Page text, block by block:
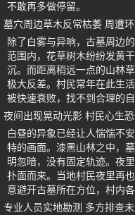
不敢再多做停留。
墓穴周边草木反常枯萎 周遭
除了白雾与异响，古墓周边
范围内，花草树木纷纷发黄
沉。而距离稍远一点的山林
极大反差。村民常年在此生
被快速衰败，找不到合理的
夜间出现晃动光影 村民心生
白昼的异象已经让人惴惴不
特的画面。漆黑山林之中，
明忽暗，没有固定轨迹。夜
扑面而来。当地村民夜里再
意避开古墓所在方位，村内
专业人员实地勘测 多方排查